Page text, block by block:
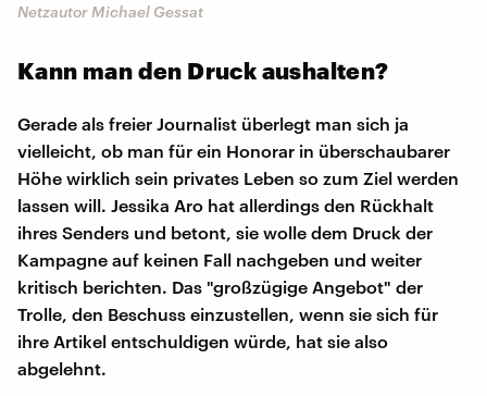
Netzautor Michael Gessat
Kann man den Druck aushalten?
Gerade als freier Journalist überlegt man sich ja
vielleicht, ob man für ein Honorar in überschaubarer
Höhe wirklich sein privates Leben so zum Ziel werden
lassen will. Jessika Aro hat allerdings den Rückhalt
ihres Senders und betont, sie wolle dem Druck der
Kampagne auf keinen Fall nachgeben und weiter
kritisch berichten. Das "großzügige Angebot" der
Trolle, den Beschuss einzustellen, wenn sie sich für
ihre Artikel entschuldigen würde, hat sie also
abgelehnt.